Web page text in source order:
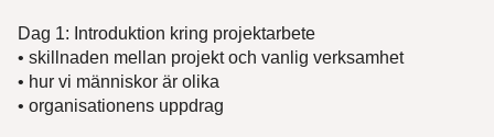
Dag 1: Introduktion kring projektarbete
• skillnaden mellan projekt och vanlig verksamhet
• hur vi människor är olika
• organisationens uppdrag